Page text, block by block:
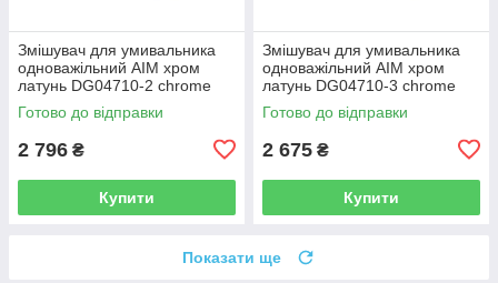
Змішувач для умивальника
одноважільний AIM хром
латунь DG04710-2 chrome
Готово до відправки
2 796 ₴
Купити
Змішувач для умивальника
одноважільний AIM хром
латунь DG04710-3 chrome
Готово до відправки
2 675 ₴
Купити
Показати ще